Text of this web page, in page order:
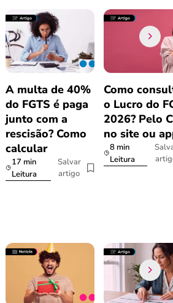
A multa de 40%
do FGTS é paga
junto com a
rescisão? Como
calcular
17 min
Leitura
Salvar
artigo
Como
o Lucro do
2026? Pelo
no site ou
8 min
Leitura